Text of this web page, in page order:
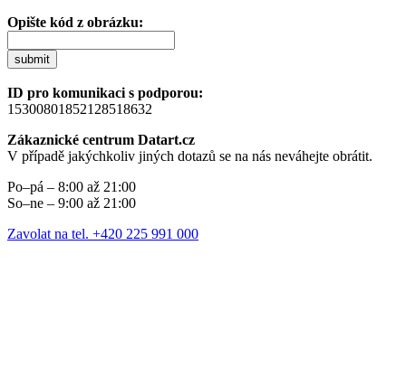
Opište kód z obrázku:
submit
ID pro komunikaci s podporou:
15300801852128518632
Zákaznické centrum Datart.cz
V případě jakýchkoliv jiných dotazů se na nás neváhejte obrátit.
Po–pá – 8:00 až 21:00
So–ne – 9:00 až 21:00
Zavolat na tel. +420 225 991 000